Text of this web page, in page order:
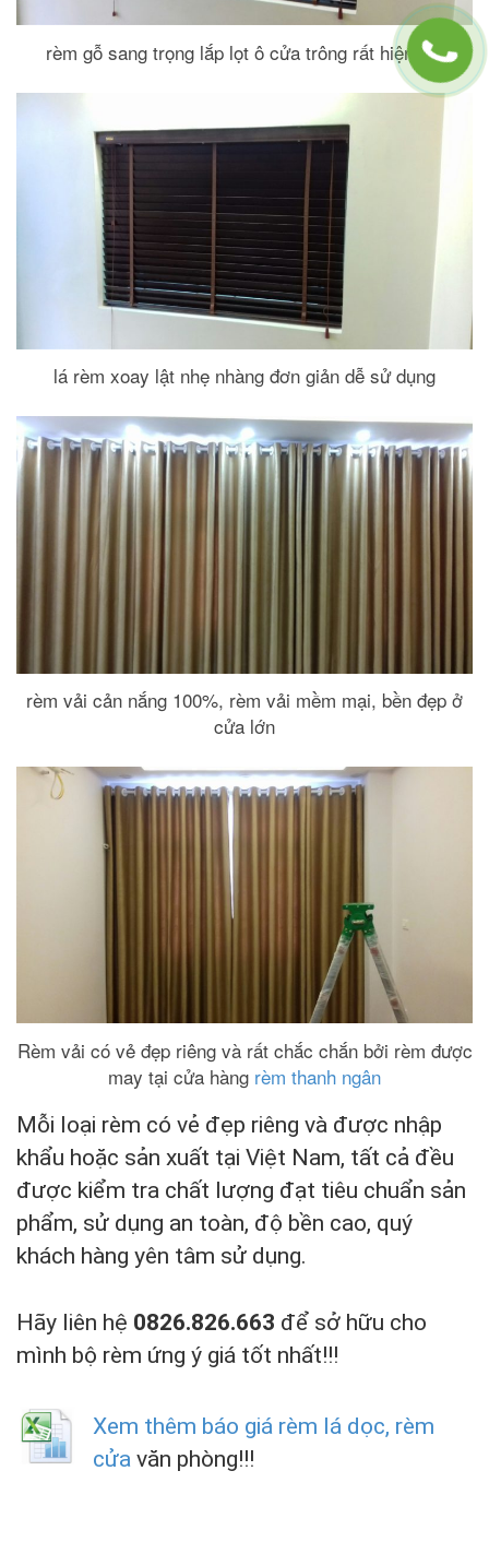
rèm gỗ sang trọng lắp lọt ô cửa trông rất hiện đại
lá rèm xoay lật nhẹ nhàng đơn giản dễ sử dụng
rèm vải cản nắng 100%, rèm vải mềm mại, bền đẹp ở
cửa lớn
Rèm vải có vẻ đẹp riêng và rất chắc chắn bởi rèm được
may tại cửa hàng rèm thanh ngân
Mỗi loại rèm có vẻ đẹp riêng và được nhập
khẩu hoặc sản xuất tại Việt Nam, tất cả đều
được kiểm tra chất lượng đạt tiêu chuẩn sản
phẩm, sử dụng an toàn, độ bền cao, quý
khách hàng yên tâm sử dụng.
Hãy liên hệ 0826.826.663 để sở hữu cho
mình bộ rèm ứng ý giá tốt nhất!!!
Xem thêm báo giá rèm lá dọc, rèm
cửa văn phòng!!!